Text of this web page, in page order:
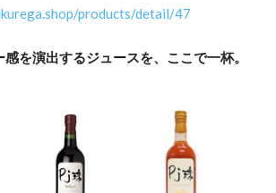
products/detail/47
を演出するジュースを、ここで一杯。